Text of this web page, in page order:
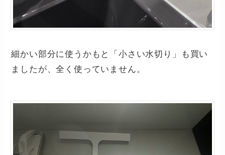
細かい部分に使うかもと「小さい水切り」も買い
ましたが、全く使っていません。